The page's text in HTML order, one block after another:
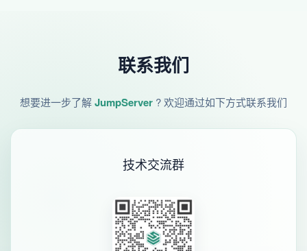
联系我们
想要进一步了解JumpServer ? 欢迎通过如下方式联系我们
技术交流群